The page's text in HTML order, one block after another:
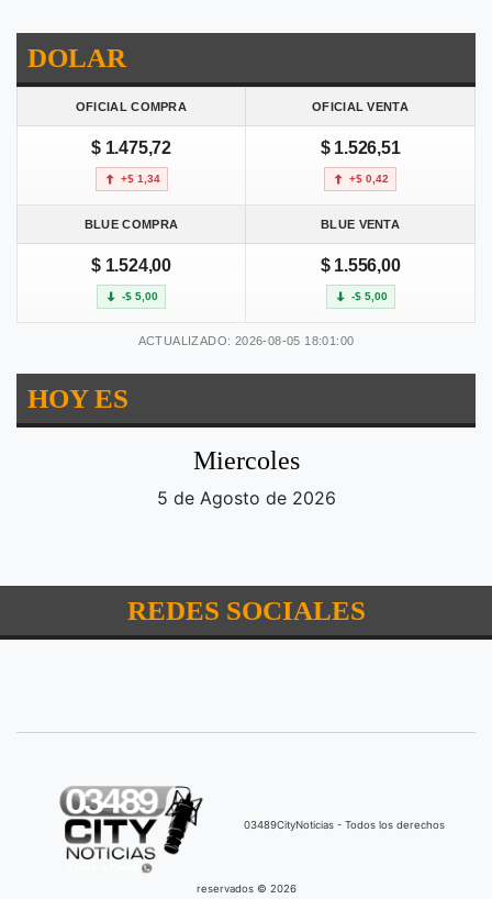
DOLAR
OFICIAL COMPRA OFICIAL VENTA
$ 1.475,72
+$ 1,34
$ 1.526,51
+$ 0,42
BLUE COMPRA BLUE VENTA
$ 1.524,00
-$ 5,00
$ 1.556,00
-$ 5,00
ACTUALIZADO: 2026-08-05 18:01:00
HOY ES
Miercoles
5 de Agosto de 2026
REDES SOCIALES
03489CityNoticias - Todos los derechos
reservados © 2026